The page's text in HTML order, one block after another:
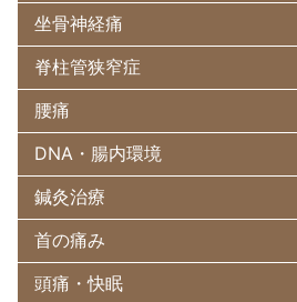
坐骨神経痛
脊柱管狭窄症
腰痛
DNA・腸内環境
鍼灸治療
首の痛み
頭痛・快眠